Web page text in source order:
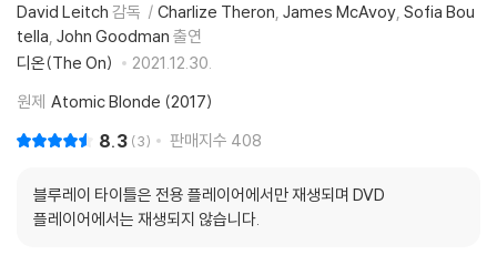
David Leitch 감독 Charlize Theron James McAvoy Sofia Bou
tella John Goodman 출연
디온(The On)
2021.12.30.
원제 Atomic Blonde (2017)
8.3 3 판매지수 408
블루레이 타이틀은 전용 플레이어에서만 재생되며 DVD
플레이어에서는 재생되지 않습니다.